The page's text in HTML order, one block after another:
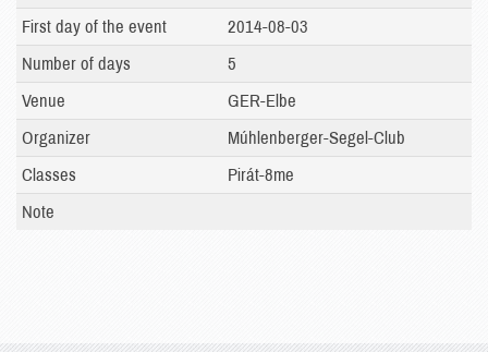
First day of the event
2014-08-03
Number of days
5
Venue
GER-Elbe
Organizer
Múhlenberger-Segel-Club
Classes
Pirát-8me
Note